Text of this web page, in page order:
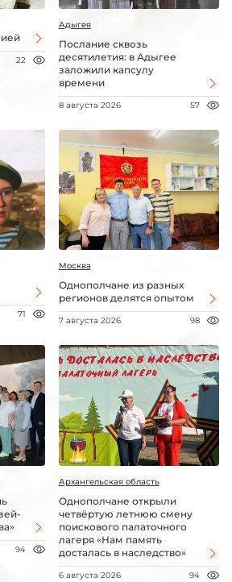
22
Адыгея
Послание сквозь
десятилетия: в Адыгее
заложили капсулу
времени
8 августа 2026 57
71
Москва
Однополчане из разных
регионов делятся опытом
7 августа 2026 98
94
Архангельская область
Однополчане открыли
четвёртую летнюю смену
поискового палаточного
лагеря «Нам память
досталась в наследство»
6 августа 2026 94